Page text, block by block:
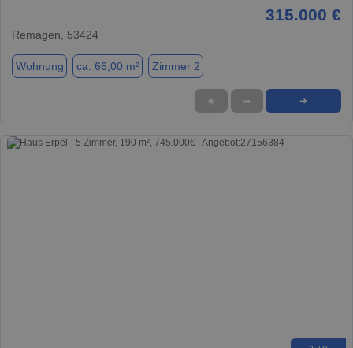
315.000 €
Remagen, 53424
Wohnung ca. 66,00 m² Zimmer 2
★ ➦ ➜